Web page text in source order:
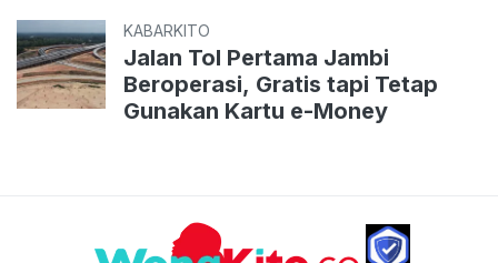
KABARKITO
Jalan Tol Pertama Jambi
Beroperasi, Gratis tapi Tetap
Gunakan Kartu e-Money